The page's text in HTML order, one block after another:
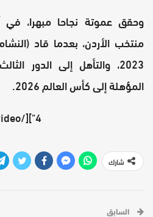
وحقق عموتة نجاحا مبهرا، في
منتخب الأردن، بعدما قاد
2023، والتأهل إلى الدور
المؤهلة إلى كأس العالم 2026.
4"][/video]
شارك
السابق